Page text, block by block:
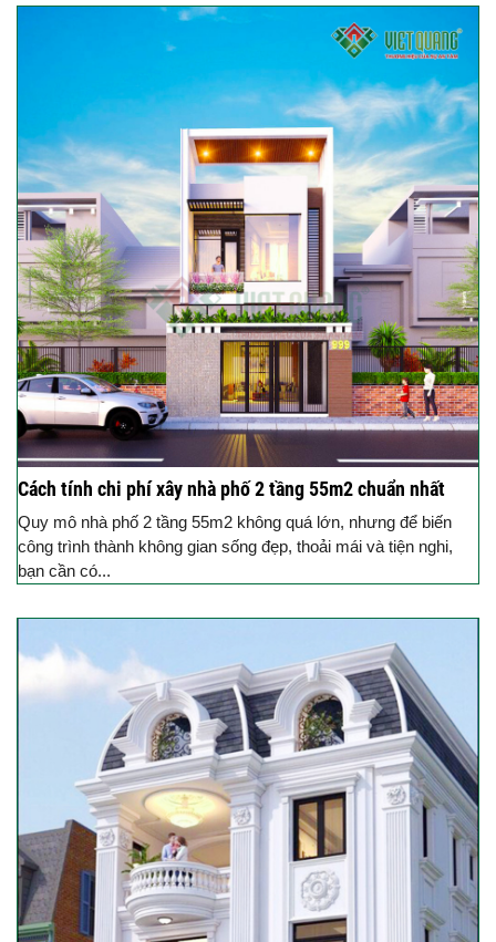
Cách tính chi phí xây nhà phố 2 tầng 55m2 chuẩn nhất
Quy mô nhà phố 2 tầng 55m2 không quá lớn, nhưng để biến
công trình thành không gian sống đẹp, thoải mái và tiện nghi,
bạn cần có...